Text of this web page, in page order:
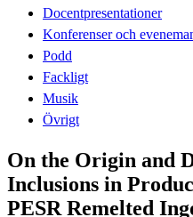
Docentpresentationer
Konferenser och
Podd
Fackligt
Musik
Övrigt
On the Origin and
Inclusions in
PESR Remelted